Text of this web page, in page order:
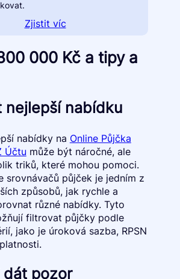
Zjistit víc
000 Kč a tipy a
nejlepší nabídku
nabídky na Online Půjčka
Účtu může být náročné, ale
triků, které mohou pomoci.
srovnávačů půjček je jedním z
způsobů, jak rychle a
různé nabídky. Tyto
filtrovat půjčky podle
jako je úroková sazba, RPSN
dát pozor